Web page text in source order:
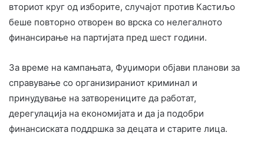
вториот круг од изборите, случајот против Кастиљо
беше повторно отворен во врска со нелегалното
финансирање на партијата пред шест години.
За време на кампањата, Фуџимори објави планови за
справување со организираниот криминал и
принудување на затворениците да работат,
дерегулација на економијата и да ја подобри
финансиската поддршка за децата и старите лица.